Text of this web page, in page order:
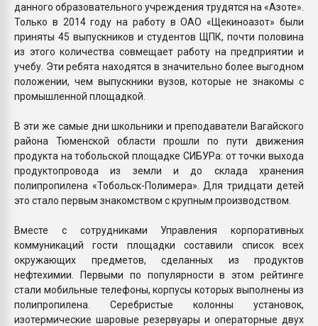
данного образовательного учреждения трудятся на «Азоте».
Только в 2014 году на работу в ОАО «Щекиноазот» были
приняты 45 выпускников и студентов ЩПК, почти половина
из этого количества совмещает работу на предприятии и
учебу. Эти ребята находятся в значительно более выгодном
положении, чем выпускники вузов, которые не знакомы с
промышленной площадкой.
В эти же самые дни школьники и преподаватели Вагайского
района Тюменской области прошли по пути движения
продукта на тобольской площадке СИБУРа: от точки выхода
продуктопровода из земли и до склада хранения
полипропилена «Тобольск-Полимера». Для тридцати детей
это стало первым знакомством с крупным производством.
Вместе с сотрудниками Управления корпоративных
коммуникаций гости площадки составили список всех
окружающих предметов, сделанных из продуктов
нефтехимии. Первыми по популярности в этом рейтинге
стали мобильные телефоны, корпусы которых выполнены из
полипропилена. Серебристые колонны установок,
изотермические шаровые резервуары и операторные двух